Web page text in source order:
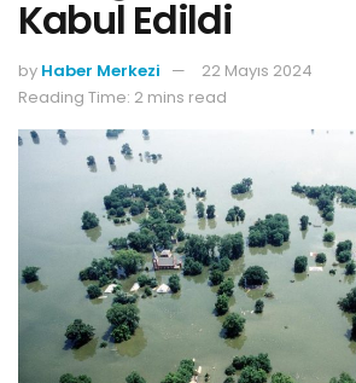
Kabul Edildi
by Haber Merkezi
22 Mayıs 2024
Reading Time: 2 mins read